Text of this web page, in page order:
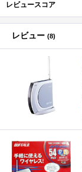
レビュースコア
レビュー (8)